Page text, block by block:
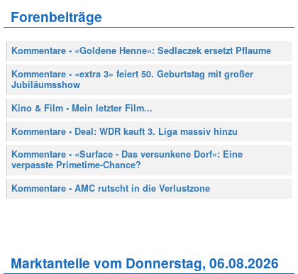
Forenbeiträge
Kommentare • «Goldene Henne»: Sedlaczek ersetzt Pflaume
Kommentare • «extra 3» feiert 50. Geburtstag mit großer
Jubiläumsshow
Kino & Film • Mein letzter Film...
Kommentare • Deal: WDR kauft 3. Liga massiv hinzu
Kommentare • «Surface - Das versunkene Dorf»: Eine
verpasste Primetime-Chance?
Kommentare • AMC rutscht in die Verlustzone
Marktanteile vom Donnerstag, 06.08.2026